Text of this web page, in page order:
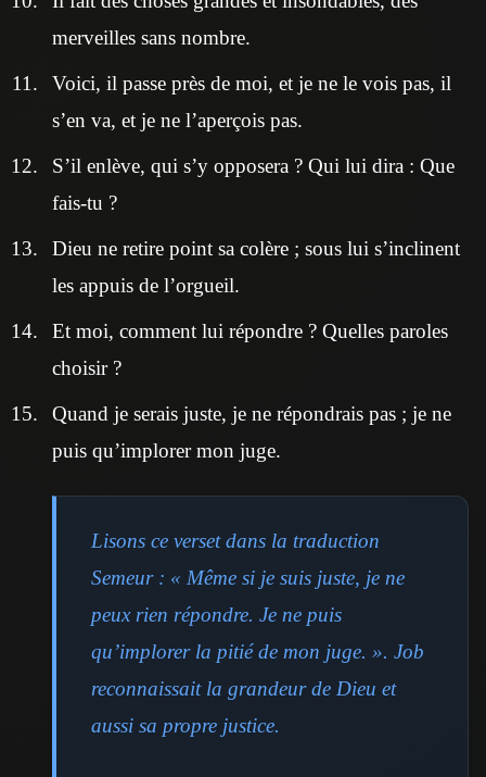
merveilles sans nombre.
Voici, il passe près de moi, et je ne le vois pas, il
s’en va, et je ne l’aperçois pas.
S’il enlève, qui s’y opposera ? Qui lui dira : Que
fais-tu ?
Dieu ne retire point sa colère ; sous lui s’inclinent
les appuis de l’orgueil.
Et moi, comment lui répondre ? Quelles paroles
choisir ?
Quand je serais juste, je ne répondrais pas ; je ne
puis qu’implorer mon juge.
Lisons ce verset dans la traduction
Semeur : « Même si je suis juste, je ne
peux rien répondre. Je ne puis
qu’implorer la pitié de mon juge. ». Job
reconnaissait la grandeur de Dieu et
aussi sa propre justice.